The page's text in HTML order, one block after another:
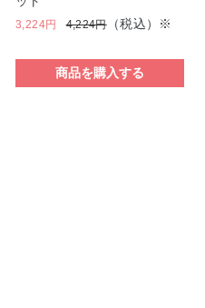
3,224円 4,224円（税込）※
商品を購入する